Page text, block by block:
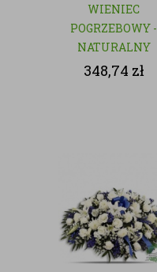
WIENIEC
POGRZEBOWY -
NATURALNY
348,74 zł